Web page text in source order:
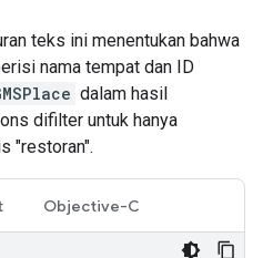
teks ini menentukan bahwa
nama tempat dan ID
dalam hasil
difilter untuk hanya
"restoran".
Objective-C